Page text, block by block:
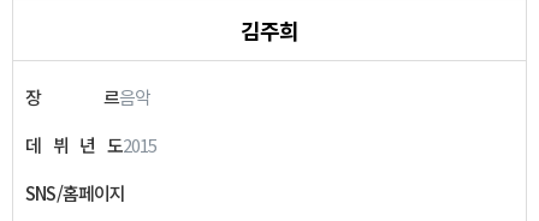
김주희
장 르음악
데 뷔 년 도2015
SNS/홈페이지